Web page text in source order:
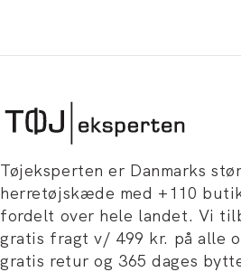
Tøjeksperten er Danmarks
herretøjskæde med +110
fordelt over hele landet. Vi
gratis fragt v/ 499 kr. på alle
gratis retur og 365 dages